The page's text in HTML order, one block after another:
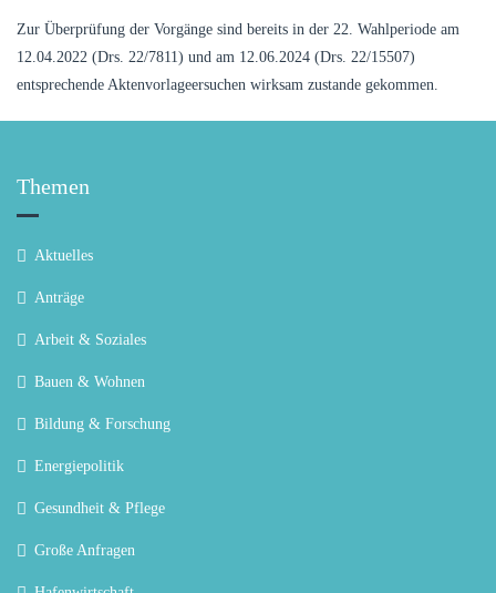
Zur Überprüfung der Vorgänge sind bereits in der 22. Wahlperiode am
12.04.2022 (Drs. 22/7811) und am 12.06.2024 (Drs. 22/15507)
entsprechende Aktenvorlageersuchen wirksam zustande gekommen.
Themen
Aktuelles
Anträge
Arbeit & Soziales
Bauen & Wohnen
Bildung & Forschung
Energiepolitik
Gesundheit & Pflege
Große Anfragen